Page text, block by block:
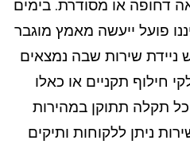
דחופה או מסודרת. בימים
פועל ייעשה מאמץ מוגבר
ניידת שירות שבה נמצאים
חילוף תקניים או כאלו
כל תקלה תתוקן במהירות
ניתן ללקוחות ותיקים